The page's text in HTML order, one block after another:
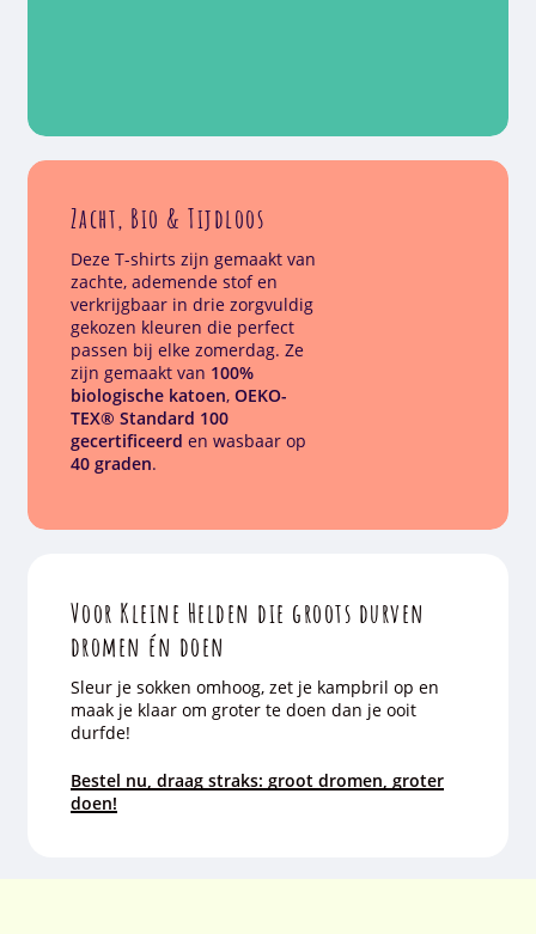
Zacht, Bio & Tijdloos
Deze T-shirts zijn gemaakt van
zachte, ademende stof en
verkrijgbaar in drie zorgvuldig
gekozen kleuren die perfect
passen bij elke zomerdag. Ze
zijn gemaakt van 100%
biologische katoen, OEKO-
TEX® Standard 100
gecertificeerd en wasbaar op
40 graden.
Voor Kleine Helden die groots durven
dromen én doen
Sleur je sokken omhoog, zet je kampbril op en
maak je klaar om groter te doen dan je ooit
durfde!
Bestel nu, draag straks: groot dromen, groter
doen!